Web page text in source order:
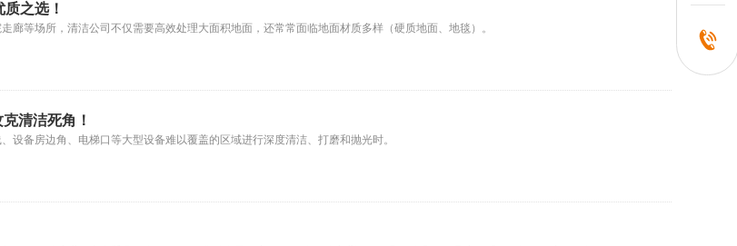
之选！
等场所，清洁公司不仅需要高效处理大面积地面，还常常面临地面材质多样（硬质地面、地毯）。
清洁死角！
备房边角、电梯口等大型设备难以覆盖的区域进行深度清洁、打磨和抛光时。